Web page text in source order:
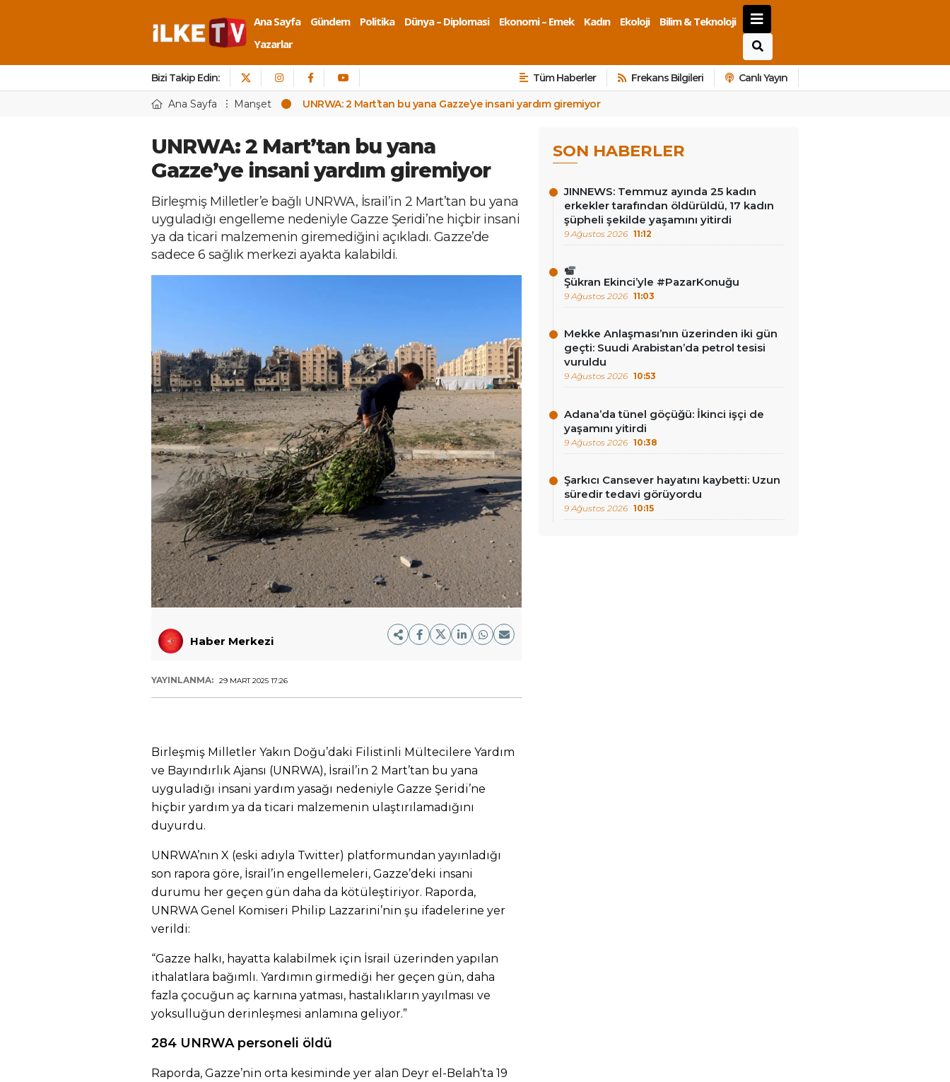
Ana Sayfa Gündem Politika Dünya – Diplomasi Ekonomi – Emek Kadın Ekoloji
Bilim & Teknoloji
Yazarlar
Bizi Takip Edin: Tüm Haberler Frekans Bilgileri Canlı Yayın
Ana Sayfa Manşet UNRWA: 2 Mart’tan bu yana Gazze’ye insani yardım giremiyor
UNRWA: 2 Mart’tan bu yana
Gazze’ye insani yardım giremiyor
Birleşmiş Milletler’e bağlı UNRWA, İsrail’in 2 Mart’tan bu yana
uyguladığı engelleme nedeniyle Gazze Şeridi’ne hiçbir insani
ya da ticari malzemenin giremediğini açıkladı. Gazze’de
sadece 6 sağlık merkezi ayakta kalabildi.
Haber Merkezi
YAYINLANMA: 29 MART 2025 17:26
Birleşmiş Milletler Yakın Doğu’daki Filistinli Mültecilere Yardım
ve Bayındırlık Ajansı (UNRWA), İsrail’in 2 Mart’tan bu yana
uyguladığı insani yardım yasağı nedeniyle Gazze Şeridi’ne
hiçbir yardım ya da ticari malzemenin ulaştırılamadığını
duyurdu.
UNRWA’nın X (eski adıyla Twitter) platformundan yayınladığı
son rapora göre, İsrail’in engellemeleri, Gazze’deki insani
durumu her geçen gün daha da kötüleştiriyor. Raporda,
UNRWA Genel Komiseri Philip Lazzarini’nin şu ifadelerine yer
verildi:
“Gazze halkı, hayatta kalabilmek için İsrail üzerinden yapılan
ithalatlara bağımlı. Yardımın girmediği her geçen gün, daha
fazla çocuğun aç karnına yatması, hastalıkların yayılması ve
yoksulluğun derinleşmesi anlamına geliyor.”
284 UNRWA personeli öldü
Raporda, Gazze’nin orta kesiminde yer alan Deyr el-Belah’ta 19
SON HABERLER
JINNEWS: Temmuz ayında 25 kadın
erkekler tarafından öldürüldü, 17 kadın
şüpheli şekilde yaşamını yitirdi
9 Ağustos 2026 11:12
Şükran Ekinci’yle #PazarKonuğu
9 Ağustos 2026 11:03
Mekke Anlaşması’nın üzerinden iki gün
geçti: Suudi Arabistan’da petrol tesisi
vuruldu
9 Ağustos 2026 10:53
Adana’da tünel göçüğü: İkinci işçi de
yaşamını yitirdi
9 Ağustos 2026 10:38
Şarkıcı Cansever hayatını kaybetti: Uzun
süredir tedavi görüyordu
9 Ağustos 2026 10:15